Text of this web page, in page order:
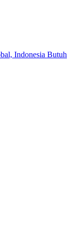
Indonesia Butuh